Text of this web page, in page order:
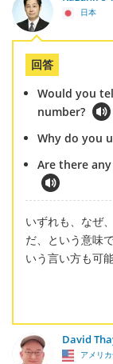
日本
回答
Would you
number?
Why do you
Are there
いずれも、なぜ
だ、という意味
いう言い方も可能
David
アメリ